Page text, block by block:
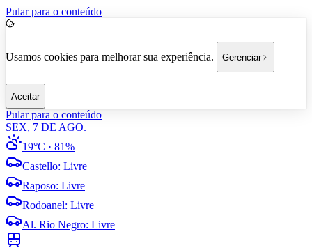
Pular para o conteúdo
Usamos cookies para melhorar sua experiência. Gerenciar
Aceitar
Pular para o conteúdo
SEX, 7 DE AGO.
19°C · 81%
Castello: Livre
Raposo: Livre
Rodoanel: Livre
Al. Rio Negro: Livre